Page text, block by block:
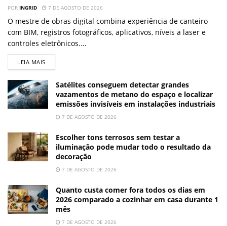
POR INGRID 7 DE AGOSTO DE 2026
O mestre de obras digital combina experiência de canteiro
com BIM, registros fotográficos, aplicativos, níveis a laser e
controles eletrônicos....
LEIA MAIS
Satélites conseguem detectar grandes
vazamentos de metano do espaço e localizar
emissões invisíveis em instalações industriais
7 DE AGOSTO DE 2026
Escolher tons terrosos sem testar a
iluminação pode mudar todo o resultado da
decoração
7 DE AGOSTO DE 2026
Quanto custa comer fora todos os dias em
2026 comparado a cozinhar em casa durante 1
mês
7 DE AGOSTO DE 2026